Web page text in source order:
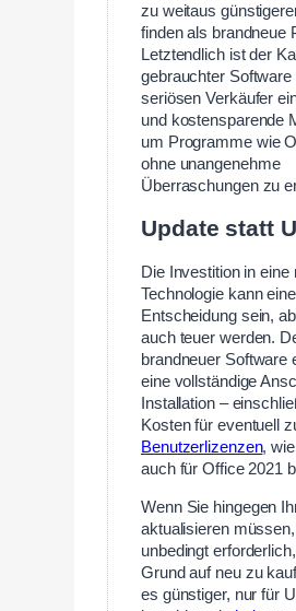
zu weitaus
finden als brandneue
Letztendlich ist der
gebrauchter Software
seriösen Verkäufer
und kostensparende
um Programme wie
ohne unangenehme
Überraschungen zu
Update statt
Die Investition in eine
Technologie kann
Entscheidung sein,
auch teuer werden.
brandneuer Software
eine vollständige
Installation –
Kosten für eventuell
Benutzerlizenzen,
auch für Office 2021
Wenn Sie hingegen
aktualisieren
unbedingt
Grund auf neu zu
es günstiger, nur für